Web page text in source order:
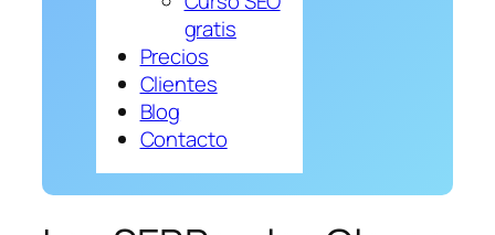
gratis
Precios
Clientes
Blog
Contacto